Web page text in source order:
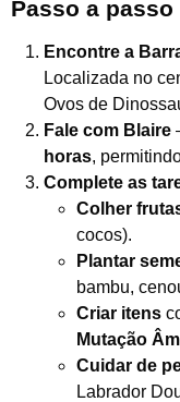
Passo a
Encontre a
Localizada no
Ovos de
Fale com Blaire
horas,
Complete as
Colher
cocos).
Plantar
bambu,
Criar itens
Mutação
Cuidar de
Labrador